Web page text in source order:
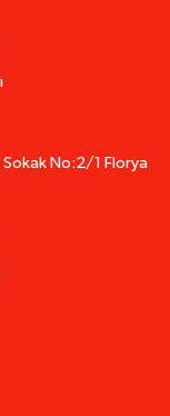
Sokak No:2/1 Florya